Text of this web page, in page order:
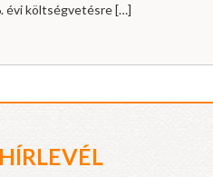
évi költségvetésre[…]